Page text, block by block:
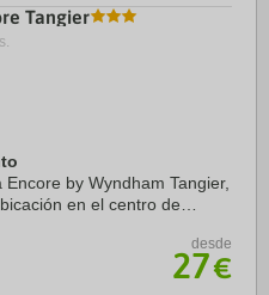
Tangier
by Wyndham Tangier,
en el centro de
desde
27€